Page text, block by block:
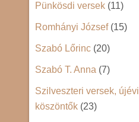
Pünkösdi versek (11)
Romhányi József(15)
Szabó Lőrinc (20)
Szabó T. Anna (7)
Szilveszteri versek, újévi
köszöntők (23)